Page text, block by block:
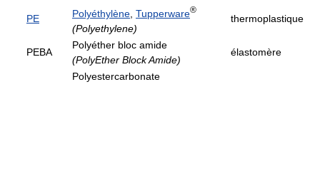
PE Polyéthylène Tupperware®
(Polyethylene)
thermoplastique
PEBA
Polyéther bloc amide
(PolyEther Block Amide)
élastomère
Polyestercarbonate